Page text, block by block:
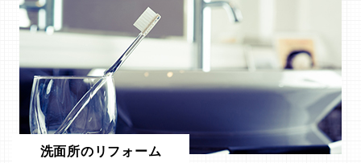
洗面所のリフォーム